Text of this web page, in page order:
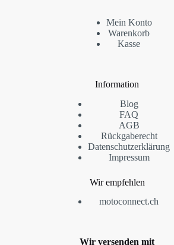
Mein Konto
Warenkorb
Kasse
Information
Blog
FAQ
AGB
Rückgaberecht
Datenschutzerklärung
Impressum
Wir empfehlen
motoconnect.ch
Wir versenden mit